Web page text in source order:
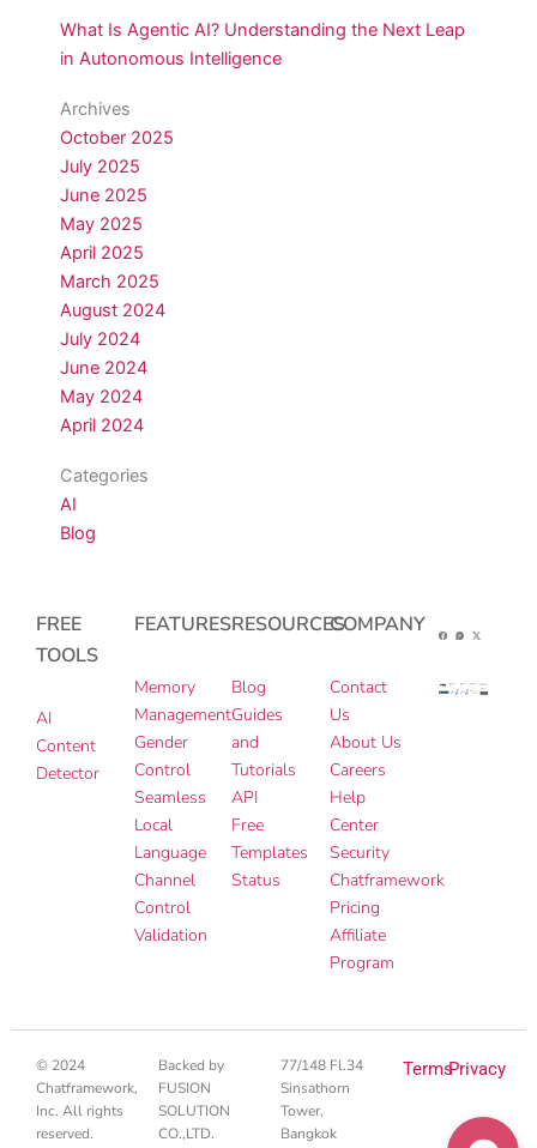
What Is Agentic AI? Understanding the Next Leap
in Autonomous Intelligence
Archives
October 2025
July 2025
June 2025
May 2025
April 2025
March 2025
August 2024
July 2024
June 2024
May 2024
April 2024
Categories
AI
Blog
FREE
TOOLS
AI
Content
Detector
FEATURES
Memory
Management
Gender
Control
Seamless
Local
Language
Channel
Control
Validation
RESOURCES
Blog
Guides
and
Tutorials
API
Free
Templates
Status
COMPANY
Contact
Us
About Us
Careers
Help
Center
Security
Chatframework
Pricing
Affiliate
Program
© 2024
Chatframework,
Inc. All rights
reserved.
Backed by
FUSION
SOLUTION
CO.,LTD.
77/148 Fl.34
Sinsathorn
Tower,
Bangkok
TermsPrivacy